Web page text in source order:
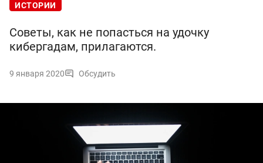
ИСТОРИИ
Советы, как не попасться на удочку
кибергадам, прилагаются.
9 января 2020 Обсудить